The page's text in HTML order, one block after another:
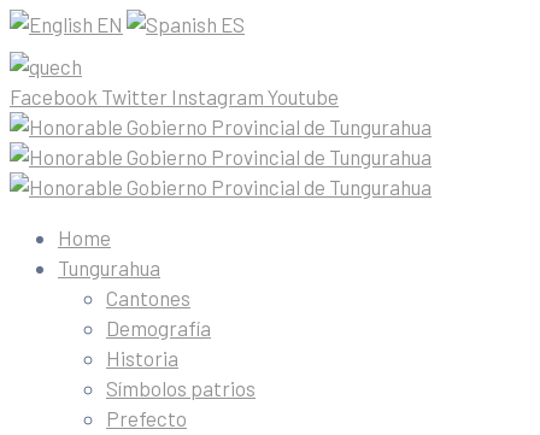
EN ES
Facebook Twitter Instagram Youtube
Home
Tungurahua
Cantones
Demografía
Historia
Símbolos patrios
Prefecto